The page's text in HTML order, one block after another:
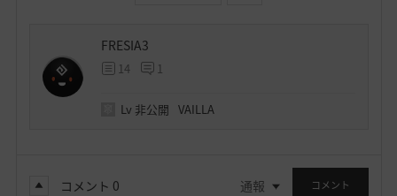
FRESIA3
14 1
Lv 非公開 VAILLA
コメント 0 通報 コメント